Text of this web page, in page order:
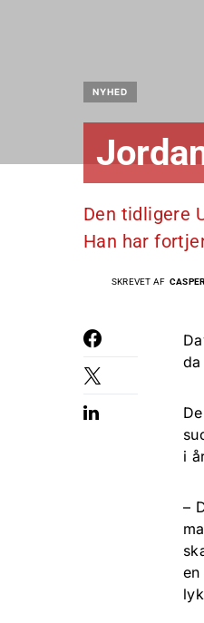
NYHED
Den tidligere
Han har
SKREVET AF
i
–